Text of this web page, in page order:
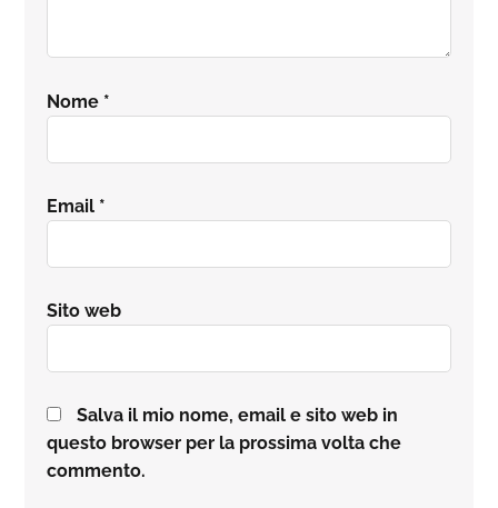
Nome *
Email *
Sito web
Salva il mio nome, email e sito web in
questo browser per la prossima volta che
commento.